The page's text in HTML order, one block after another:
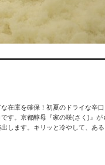
在庫を確保！初夏のドライな辛
す。京都醇母『家の咲(さく)』が
します。キリッと冷やして、あ